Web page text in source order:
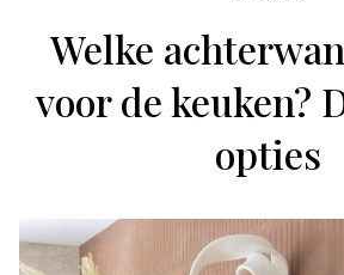
Welke
voor de keuken?
opties